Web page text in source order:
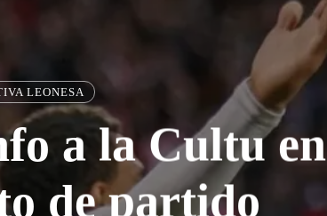
LEONESA
a la Cultu en
de partido